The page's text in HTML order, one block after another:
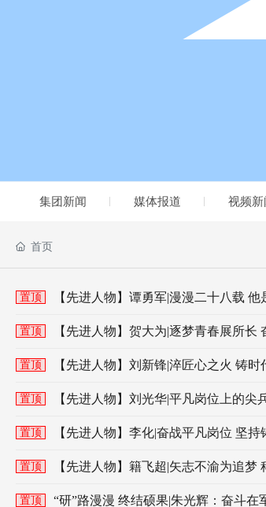
集团新闻 媒体报道 视频新
首页
置顶 【先进人物】谭勇军|漫漫二十八载
置顶 【先进人物】贺大为|逐梦青春展所长
置顶 【先进人物】刘新锋|淬匠心之火 铸时
置顶 【先进人物】刘光华|平凡岗位上的尖
置顶 【先进人物】李化|奋战平凡岗位 坚持
置顶 【先进人物】籍飞超|矢志不渝为追梦
置顶 “研”路漫漫 终结硕果|朱光辉：